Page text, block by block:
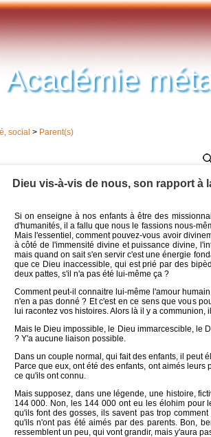
Académie
social > Parent(s)
Dieu vis-à-vis de nous, son rapport à
Si on enseigne à nos enfants à être des
d'humanités, il a fallu que nous le fassions nous-
Mais l'essentiel, comment pouvez-vous avoir
à côté de l'immensité divine et puissance divine,
mais quand on sait s'en servir c'est une énergie
que ce Dieu inaccessible, qui est prié par des
deux pattes, s'il n'a pas été lui-même ça ?
Comment peut-il connaitre lui-même l'amour
n'en a pas donné ? Et c'est en ce sens que vous
lui racontez vos histoires. Alors là il y a communion,
Mais le Dieu impossible, le Dieu immarcescible, le
? Y'a aucune liaison possible.
Dans un couple normal, qui fait des enfants, il peut
Parce que eux, ont été des enfants, ont aimés
ce qu'ils ont connu.
Mais supposez, dans une légende, une histoire,
144 000. Non, les 144 000 ont eu les élohim pour
qu'ils font des gosses, ils savent pas trop
qu'ils n'ont pas été aimés par des parents. Bon,
ressemblent un peu, qui vont grandir, mais y'aura